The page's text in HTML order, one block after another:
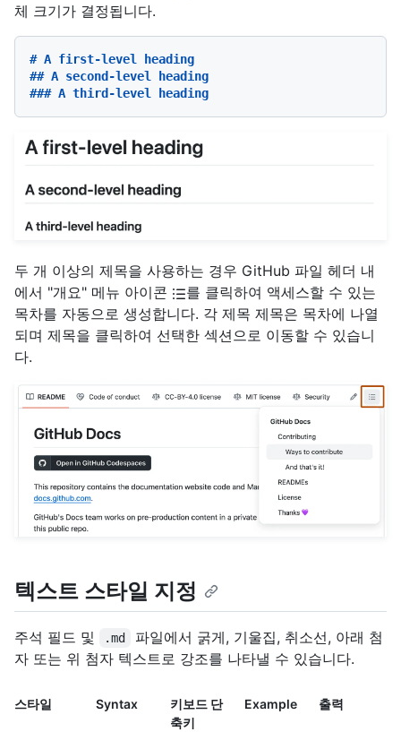
체 크기가 결정됩니다.
# A first-level heading
## A second-level heading
### A third-level heading
두 개 이상의 제목을 사용하는 경우 GitHub 파일 헤더 내
에서 "개요" 메뉴 아이콘
를 클릭하여 액세스할 수 있는
목차를 자동으로 생성합니다. 각 제목 제목은 목차에 나열
되며 제목을 클릭하여 선택한 섹션으로 이동할 수 있습니
다.
텍스트 스타일 지정
주석 필드 및 .md
파일에서 굵게, 기울집, 취소선, 아래 첨
자 또는 위 첨자 텍스트로 강조를 나타낼 수 있습니다.
스타일 Syntax
키보드 단
축키
Example 출력